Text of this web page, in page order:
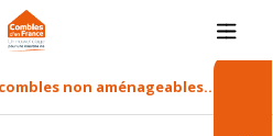
non aménageables…